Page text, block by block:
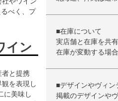
べく、プ
イン
者と提携
を表現し
に美味し
■在庫について
実店舗と在庫を共
在庫が変動する場
■デザインやヴィン
掲載のデザインや